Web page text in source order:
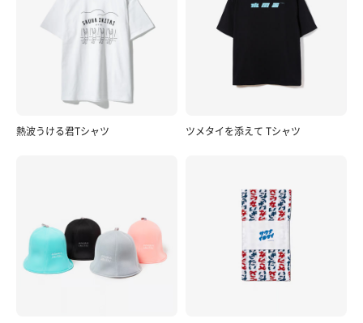
熱波うける君Tシャツ ツメタイを添えて Tシャツ